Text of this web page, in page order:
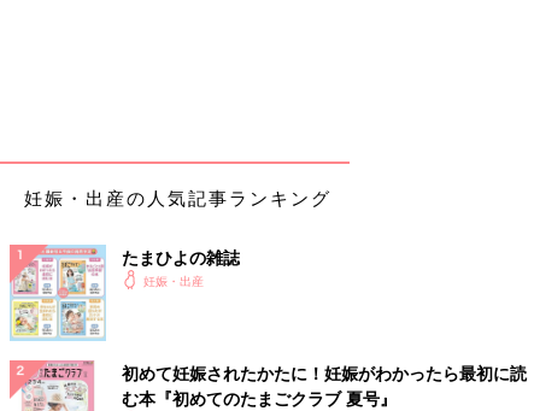
ベビーバスを選ぶとき大切になるのは、家の中のどこで
るのか、です。
たりなものが変わります。沐浴の場所としては、空間が寒くない
こと、沐浴後にすぐに赤ちゃんをタオルに寝かせてあげられるス
ペースがあること、何よりも落下の危険がない場所であることを
基準に選んでください。よくあるのは、お風呂場・キッチンのシ
ンク・リビング。
では、それぞれどんなベビーバスが合うのでしょうか？
妊娠・出産の人気記事ランキング
たまひよの雑誌
妊娠・出産
初めて妊娠されたかたに！妊娠がわかったら最初に読
む本『初めてのたまごクラブ 夏号』